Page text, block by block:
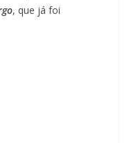
, que já foi